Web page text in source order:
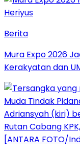
Berita
Mura Expo 2026
Kerakyatan dan